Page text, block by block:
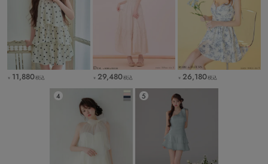
￥ 11,880税込 ￥ 29,480税込 ￥ 26,180税込